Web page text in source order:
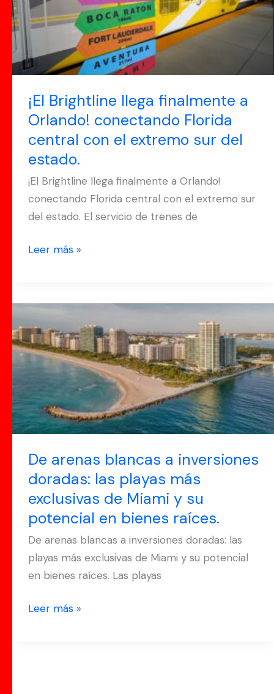
¡El Brightline llega finalmente a
Orlando! conectando Florida
central con el extremo sur del
estado.
¡El Brightline llega finalmente a Orlando!
conectando Florida central con el extremo sur
del estado. El servicio de trenes de
a
Orlando!
conectando
Florida
central
con
el
sur
del
estado.
Leer más »
De arenas blancas a inversiones
doradas: las playas más
exclusivas de Miami y su
potencial en bienes raíces.
De arenas blancas a inversiones doradas: las
playas más exclusivas de Miami y su potencial
en bienes raíces. Las playas
arenas
blancas
a
inversiones
doradas:
las
playas
más
exclusivas
de
Miami
y
su
potencial
en
raíces.
Leer más »